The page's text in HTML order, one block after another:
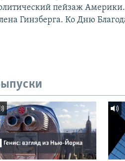
пейзаж
Гинзберга. Ко Дню